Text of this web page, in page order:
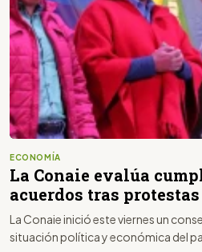
ECONOMÍA
La Conaie evalúa
acuerdos tras protestas
La Conaie inició este viernes un
situación política y económica del